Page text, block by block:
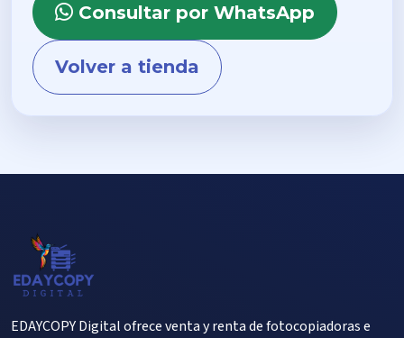
Consultar por WhatsApp
Volver a tienda
EDAYCOPY Digital ofrece venta y renta de fotocopiadoras e